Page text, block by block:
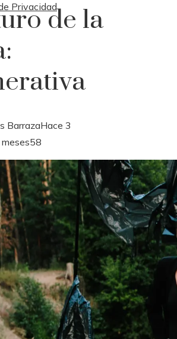
Privacidadde la
BarrazaHace 3
58